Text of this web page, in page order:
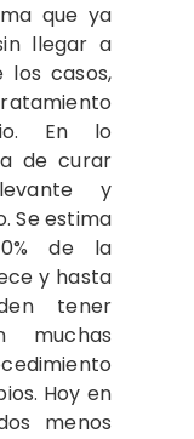
que ya
llegar a
los casos,
En lo
de curar
y
Se estima
de la
y hasta
tener
muchas
Hoy en
menos